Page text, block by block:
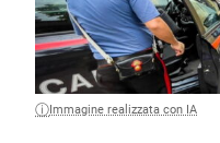
Immagine realizzata con IA